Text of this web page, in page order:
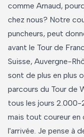
comme Arnaud,
chez nous? Notre
puncheurs, peut
avant le Tour de
Suisse, Auvergne-
sont de plus en plus
parcours du Tour de
tous les jours
mais tout coureur
l'arrivée. Je pense à